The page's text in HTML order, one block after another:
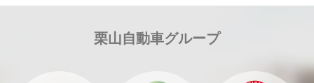
栗山自動車グループ